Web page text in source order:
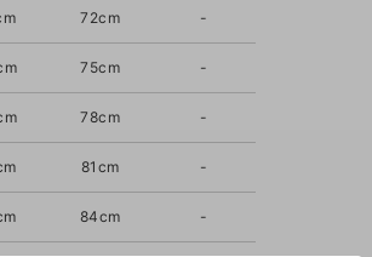
72cm
75cm
78cm
81cm
84cm
-
-
-
-
-